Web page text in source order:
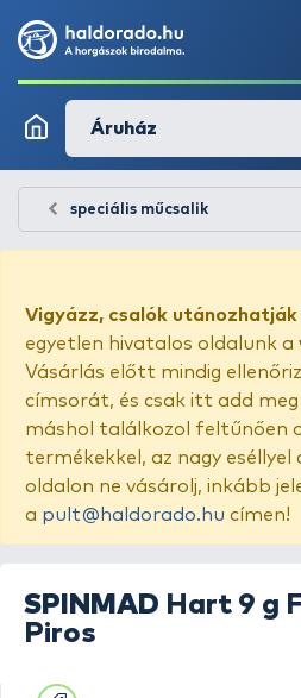
Áruház
speciális műcsalik
Vigyázz, csalók
egyetlen hivatalos oldalunk a
Vásárlás előtt mindig
címsorát, és csak itt add
máshol találkozol feltűnően
termékekkel, az nagy eséllyel
oldalon ne vásárolj, inkább
a pult@haldorado.hu címen!
SPINMAD Hart 9 g
Piros